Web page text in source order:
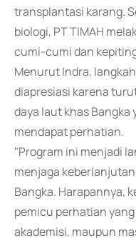
transplantasi karang.
biologi, PT TIMAH
cumi-cumi dan
Menurut Indra,
diapresiasi karena
daya laut khas Bangka
mendapat perhatian.
"Program ini menjadi
menjaga
Bangka. Harapannya,
pemicu perhatian
akademisi, maupun